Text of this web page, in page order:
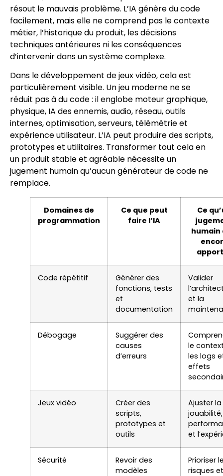
résout le mauvais problème. L’IA génère du code
facilement, mais elle ne comprend pas le contexte
métier, l’historique du produit, les décisions
techniques antérieures ni les conséquences
d’intervenir dans un système complexe.
Dans le développement de jeux vidéo, cela est
particulièrement visible. Un jeu moderne ne se
réduit pas à du code : il englobe moteur graphique,
physique, IA des ennemis, audio, réseau, outils
internes, optimisation, serveurs, télémétrie et
expérience utilisateur. L’IA peut produire des scripts,
prototypes et utilitaires. Transformer tout cela en
un produit stable et agréable nécessite un
jugement humain qu’aucun générateur de code ne
remplace.
Domaines de
programmation
Ce que peut
faire l’IA
Ce
humain
Code répétitif
Générer des
fonctions, tests
et
documentation
Valider
et la
Débogage
Suggérer des
causes
d’erreurs
le
les logs
effets
Jeux vidéo
Créer des
scripts,
prototypes et
outils
Ajuster la
et
Sécurité
Revoir des
modèles
Prioriser
risques et